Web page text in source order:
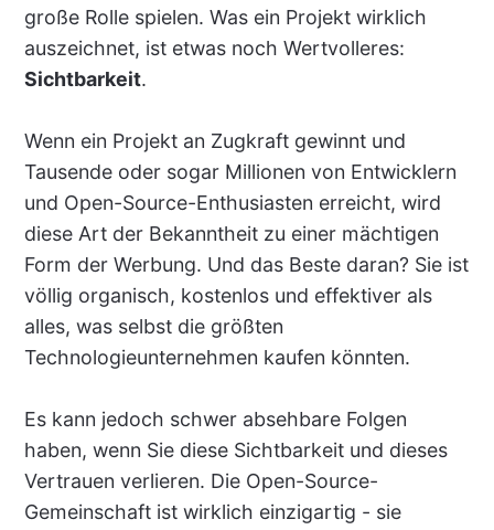
große Rolle spielen. Was ein Projekt wirklich
auszeichnet, ist etwas noch Wertvolleres:
Sichtbarkeit.
Wenn ein Projekt an Zugkraft gewinnt und
Tausende oder sogar Millionen von Entwicklern
und Open-Source-Enthusiasten erreicht, wird
diese Art der Bekanntheit zu einer mächtigen
Form der Werbung. Und das Beste daran? Sie ist
völlig organisch, kostenlos und effektiver als
alles, was selbst die größten
Technologieunternehmen kaufen könnten.
Es kann jedoch schwer absehbare Folgen
haben, wenn Sie diese Sichtbarkeit und dieses
Vertrauen verlieren. Die Open-Source-
Gemeinschaft ist wirklich einzigartig - sie